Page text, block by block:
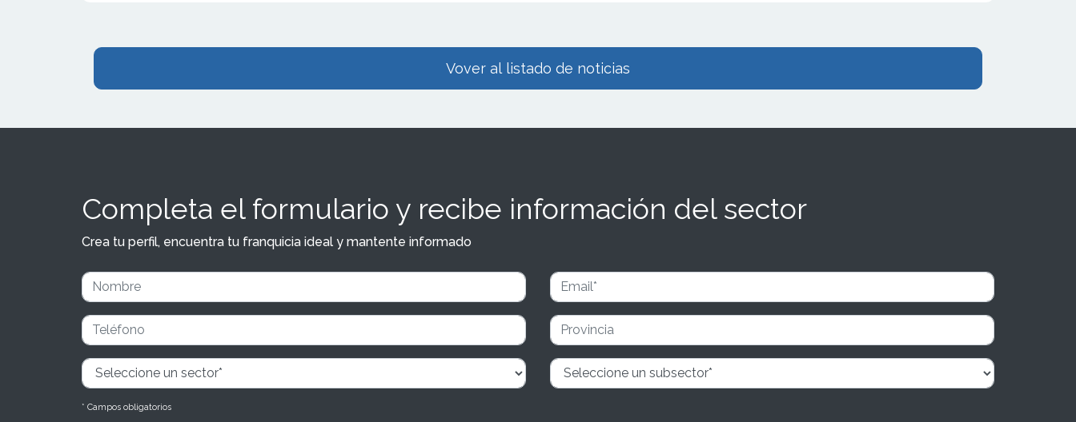
Vover al listado de noticias
Completa el formulario y recibe información del sector
Crea tu perfil, encuentra tu franquicia ideal y mantente informado
* Campos obligatorios